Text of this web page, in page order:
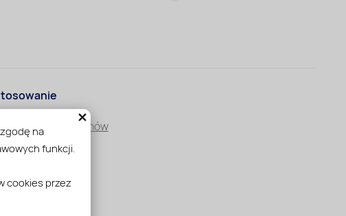
na
funkcji.
cookies przez
Tarasów i Balkonów
i Oranżerie